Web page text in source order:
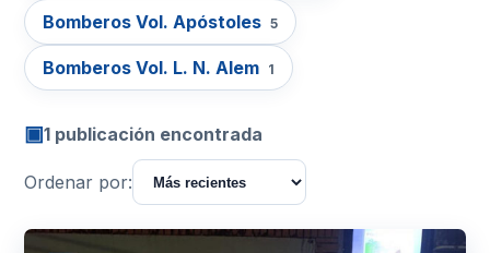
Bomberos Vol. Apóstoles 5
Bomberos Vol. L. N. Alem 1
▣1 publicación encontrada
Ordenar por: